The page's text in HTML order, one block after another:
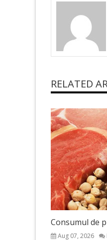
RELATED
Consumul de
Aug 07, 2026